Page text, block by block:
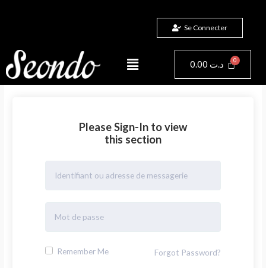
Se Connecter
Menu 0.00 د.ت Panier
Please Sign-In to view
this section
Remember Me Forgot Password?